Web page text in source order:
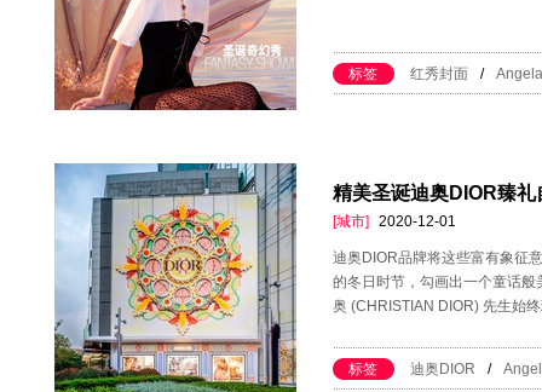
标签 红秀封面 /
精美圣诞迪奥DIOR臻
[城市] 2020-12-01
迪奥DIOR品牌将这些富有象征
的冬日时节，勾画出一个童话般
奥 (CHRISTIAN DIOR) 先生始
标签 迪奥DIOR /